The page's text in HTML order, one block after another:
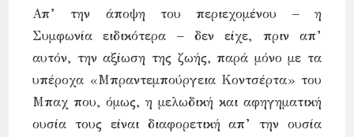
Απ’ την άποψη του περιεχομένου – η
Συμφωνία ειδικότερα – δεν είχε, πριν απ’
αυτόν, την αξίωση της ζωής, παρά μόνο με τα
υπέροχα «Μπραντεμπούργεια Κοντσέρτα» του
Μπαχ που, όμως, η μελωδική και αφηγηματική
ουσία τους είναι διαφορετική απ’ την ουσία